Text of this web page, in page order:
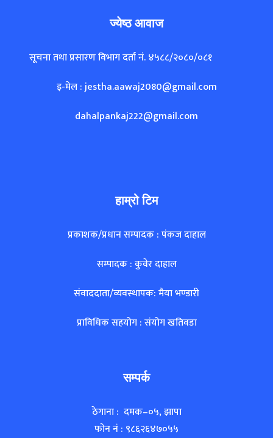
ज्येष्ठ आवाज
सूचना तथा प्रसारण विभाग दर्ता नं. ४५८८/२०८०/०८१
इ-मेल : jestha.aawaj2080@gmail.com
dahalpankaj222@gmail.com
हाम्रो टिम
प्रकाशक/प्रधान सम्पादक : पंकज दाहाल
सम्पादक : कुवेर दाहाल
संवाददाता/व्यवस्थापक: मैया भण्डारी
प्राविधिक सहयोग : संयोग खतिवडा
सम्पर्क
ठेगाना : दमक–०५, झापा
फोन नं : ९८६२६४७०५५